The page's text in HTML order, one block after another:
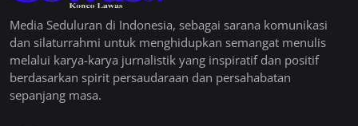
Media Seduluran di Indonesia, sebagai sarana komunikasi
dan silaturrahmi untuk menghidupkan semangat menulis
melalui karya-karya jurnalistik yang inspiratif dan positif
berdasarkan spirit persaudaraan dan persahabatan
sepanjang masa.